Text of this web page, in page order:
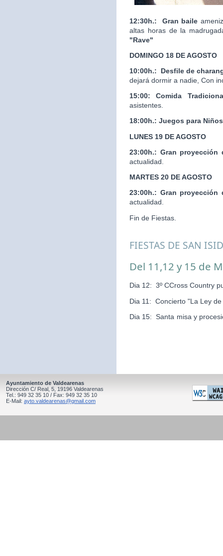
12:30h.: Gran baile
altas horas de la
"Rave"
DOMINGO 18 DE AGOSTO
10:00h.:
Desfile de
dejará dormir a nadie, Con
15:00: Comida
asistentes.
18:00h.: Juegos para Niños
LUNES 19 DE AGOSTO
23:00h.: Gran proyección
actualidad.
MARTES 20 DE AGOSTO
23:00h.: Gran proyección
actualidad.
Fin de Fiestas.
FIESTAS DE SAN
Del 11,12 y 15 de
Dia 12: 3º CCross Country
Dia 11: Concierto "La Ley
Dia 15: Santa misa y
Ayuntamiento de Valdearenas
Dirección C/ Real, 5, 19196 Valdearenas
Tel.: 949 32 35 10 / Fax: 949 32 35 10
E-Mail: ayto.valdearenas@gmail.com